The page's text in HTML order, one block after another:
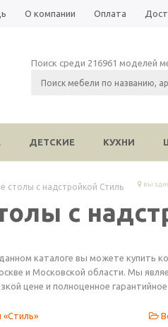
О компании Оплата
Поиск среди 216961 моделей
ДЕТСКИЕ КУХНИ
столы с надстройкой Стиль вы
с
каталоге вы можете купить
и Московской области. Мы
цене и полноценное